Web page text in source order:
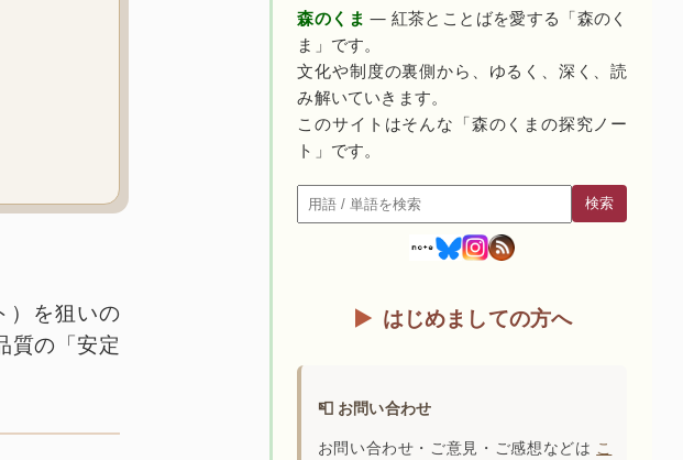
）を狙いの
質の「安定
森のくま — 紅茶とことばを愛する「森のく
ま」です。
文化や制度の裏側から、ゆるく、深く、読
み解いていきます。
このサイトはそんな「森のくまの探究ノー
ト」です。
検索
検索
はじめましての方へ
📮 お問い合わせ
お問い合わせ・ご意見・ご感想などは こ